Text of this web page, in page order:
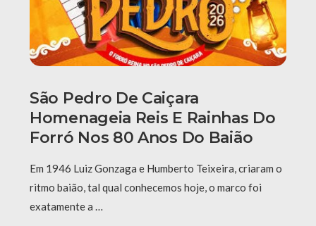
São Pedro De Caiçara
Homenageia Reis E Rainhas Do
Forró Nos 80 Anos Do Baião
Em 1946 Luiz Gonzaga e Humberto Teixeira, criaram o
ritmo baião, tal qual conhecemos hoje, o marco foi
exatamente a …